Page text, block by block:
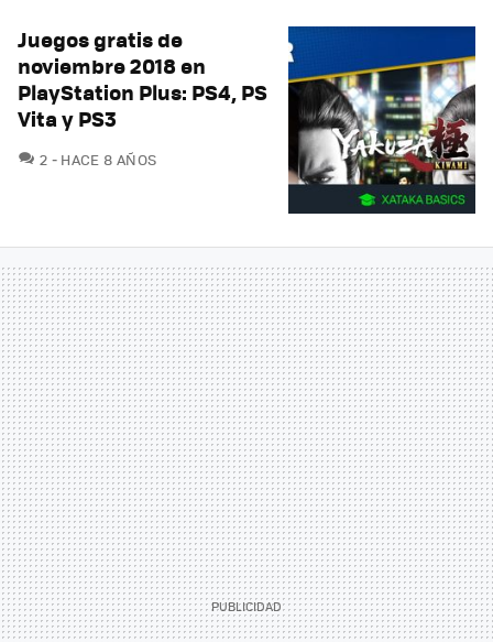
Juegos gratis de
noviembre 2018 en
PlayStation Plus: PS4, PS
Vita y PS3
2 COMENTARIOS
HACE 8 AÑOS